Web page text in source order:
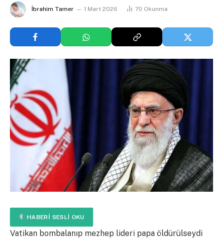
İbrahim Tamer 1 Mart 2026 70 Okunma
HABERI SESLI OKU
Vatikan bombalanıp mezhep lideri papa öldürülseydi